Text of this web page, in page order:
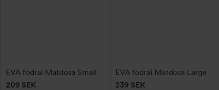
EVA fodral Matdosa Small
209 SEK
EVA fodral Matdosa Large
239 SEK